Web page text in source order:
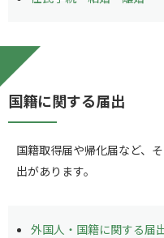
国籍に関する届出
国籍取得届や帰化届など、
出があります。
外国人・国籍に関する届